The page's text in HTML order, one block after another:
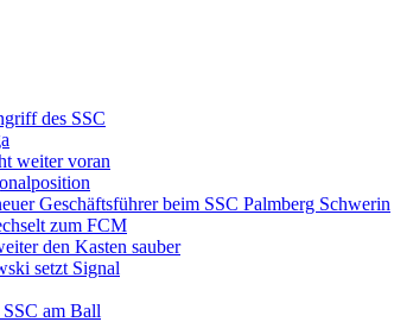
des SSC
weiter voran
Geschäftsführer beim SSC Palmberg Schwerin
zum FCM
den Kasten sauber
setzt Signal
am Ball